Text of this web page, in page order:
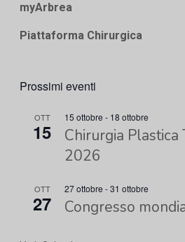
myArbrea
Piattaforma Chirurgica
Prossimi eventi
OTT
15
15 ottobre - 18 ottobre
Chirurgia
2026
OTT
27
27 ottobre -31 ottobre
Congresso